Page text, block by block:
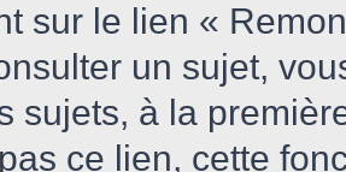
sur le lien «
un sujet,
sujets, à la
ce lien, cette